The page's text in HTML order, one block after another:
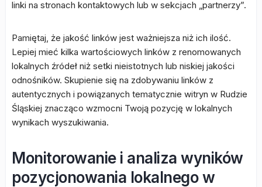
linki na stronach kontaktowych lub w sekcjach „partnerzy”.
Pamiętaj, że jakość linków jest ważniejsza niż ich ilość.
Lepiej mieć kilka wartościowych linków z renomowanych
lokalnych źródeł niż setki nieistotnych lub niskiej jakości
odnośników. Skupienie się na zdobywaniu linków z
autentycznych i powiązanych tematycznie witryn w Rudzie
Śląskiej znacząco wzmocni Twoją pozycję w lokalnych
wynikach wyszukiwania.
Monitorowanie i analiza wyników
pozycjonowania lokalnego w